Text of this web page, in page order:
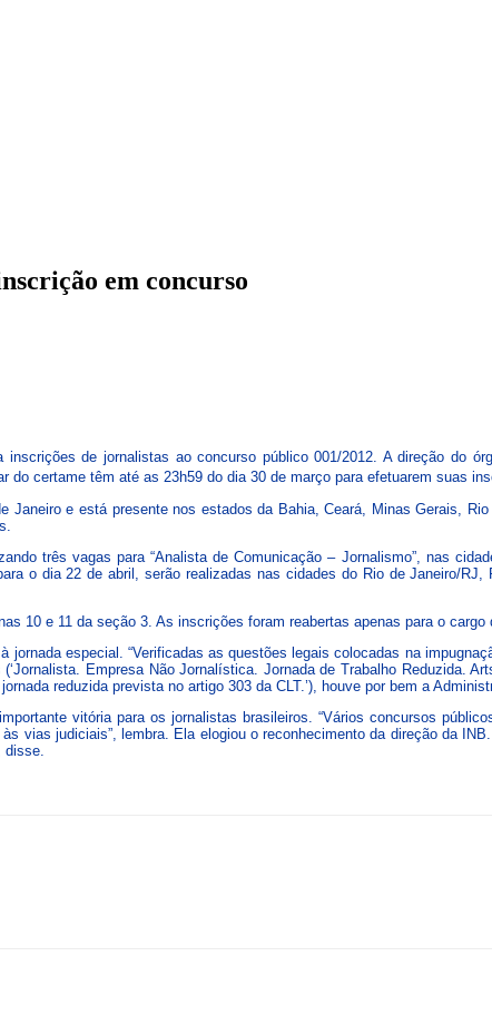
em concurso
de jornalistas ao concurso público 001/2012. A direção do
certame têm até as 23h59 do dia 30 de março para efetuarem suas
e está presente nos estados da Bahia, Ceará, Minas Gerais,
três vagas para “Analista de Comunicação – Jornalismo”, nas
o dia 22 de abril, serão realizadas nas cidades do Rio de Janeiro/
10 e 11 da seção 3. As inscrições foram reabertas apenas para o cargo
especial. “Verificadas as questões legais colocadas na
Empresa Não Jornalística. Jornada de Trabalho Reduzida.
reduzida prevista no artigo 303 da CLT.’), houve por bem a
vitória para os jornalistas brasileiros. “Vários concursos
vias judiciais”, lembra. Ela elogiou o reconhecimento da direção da
disse.